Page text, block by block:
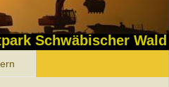
Schwäbischer Wald